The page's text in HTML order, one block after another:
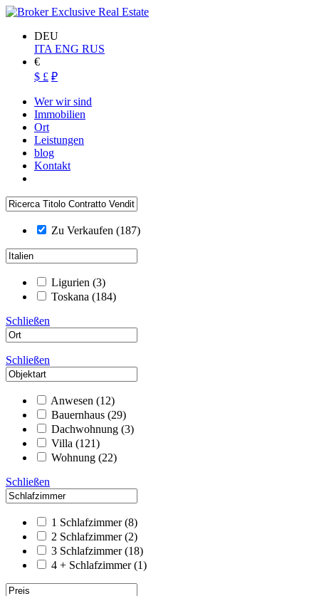
DEU
ITA ENG RUS
€
$ £ ₽
Wer wir sind
Immobilien
Ort
Leistungen
blog
Kontakt
Zu Verkaufen (187)
Ligurien (3)
Toskana (184)
Schließen
Schließen
Anwesen (12)
Bauernhaus (29)
Dachwohnung (3)
Villa (121)
Wohnung (22)
Schließen
1 Schlafzimmer (8)
2 Schlafzimmer (2)
3 Schlafzimmer (18)
4 + Schlafzimmer (1)